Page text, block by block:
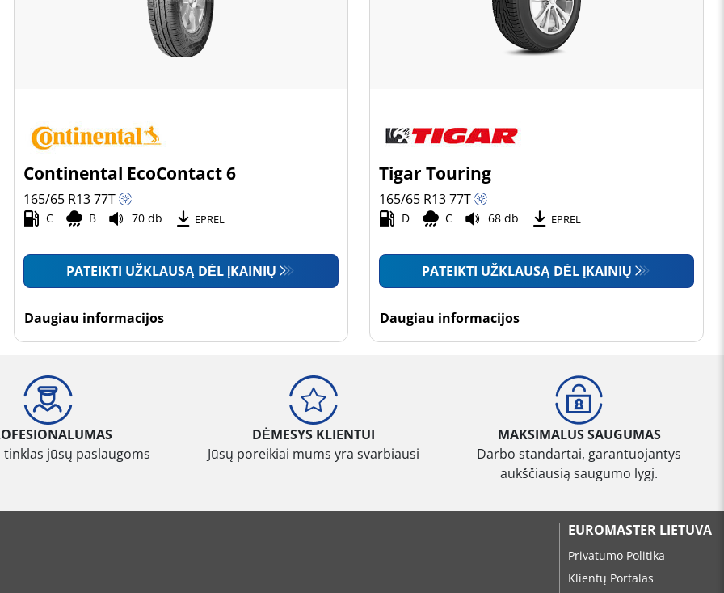
Continental EcoContact 6
165/65 R1377T
C B 70 db EPREL
PATEIKTI UŽKLAUSĄ DĖL ĮKAINIŲ
Daugiau informacijos
Tigar Touring
165/65 R1377T
D C 68 db EPREL
PATEIKTI UŽKLAUSĄ DĖL ĮKAINIŲ
Daugiau informacijos
tinklas jūsų paslaugoms
DĖMESYS KLIENTUI
Jūsų poreikiai mums yra svarbiausi
MAKSIMALUS SAUGUMAS
Darbo standartai, garantuojantys
aukščiausią saugumo lygį.
EUROMASTER LIETUVA
Privatumo Politika
Klientų Portalas